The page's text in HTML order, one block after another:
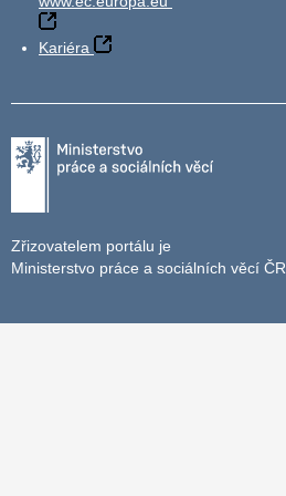
Kariéra
Zřizovatelem portálu je
Ministerstvo práce a sociálních věcí ČR